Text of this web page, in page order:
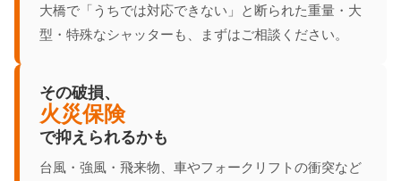
大橋で「うちでは対応できない」と断られた重量・大
型・特殊なシャッターも、まずはご相談ください。
その破損、
火災保険
で抑えられるかも
台風・強風・飛来物、車やフォークリフトの衝突など